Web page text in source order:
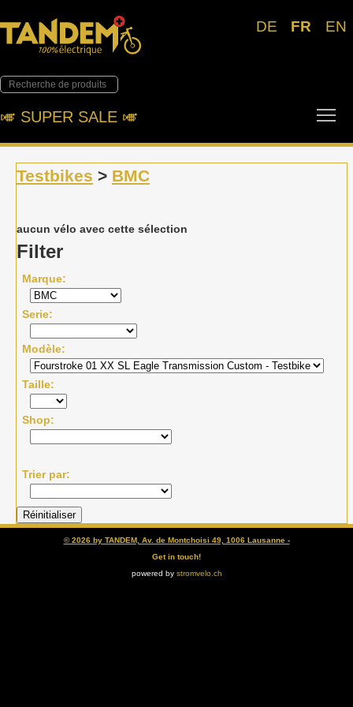
DE FR EN
🎺︎ SUPER SALE 🎺︎
Testbikes > BMC
aucun vélo avec cette sélection
Filter
Marque
Serie
Modèle
Taille
Shop
Trier par
© 2026 by TANDEM, Av. de Montchoisi 49, 1006 Lausanne -
Get in touch!
powered by stromvelo.ch